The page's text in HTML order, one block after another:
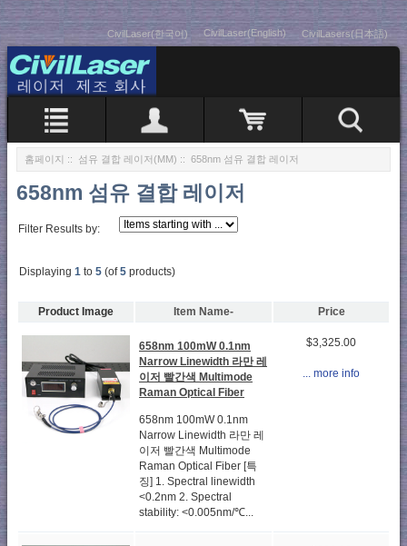
CivilLaser(한국어) CivilLaser(English) CivilLasers(日本語)
홈페이지 :: 섬유 결합 레이저(MM) :: 658nm 섬유 결합 레이저
658nm 섬유 결합 레이저
Filter Results by:
Displaying 1 to 5 (of5 products)
Product Image Item Name- Price
658nm 100mW 0.1nm
Narrow Linewidth 라만 레
이저 빨간색 Multimode
Raman Optical Fiber
658nm 100mW 0.1nm
Narrow Linewidth 라만 레
이저 빨간색 Multimode
Raman Optical Fiber [특
징] 1. Spectral linewidth
<0.2nm 2. Spectral
stability: <0.005nm/℃...
$3,325.00
... more info